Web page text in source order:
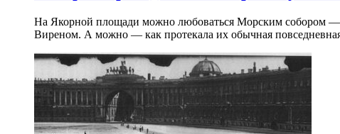
На Якорной площади можно любоваться Морским собором —
Виреном. А можно — как протекала их обычная